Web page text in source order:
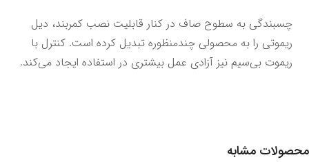
ریموت بی‌سیم نیز آزادی عمل بیشتری در استفاده ایجاد می‌کند.
محصولات مشابه